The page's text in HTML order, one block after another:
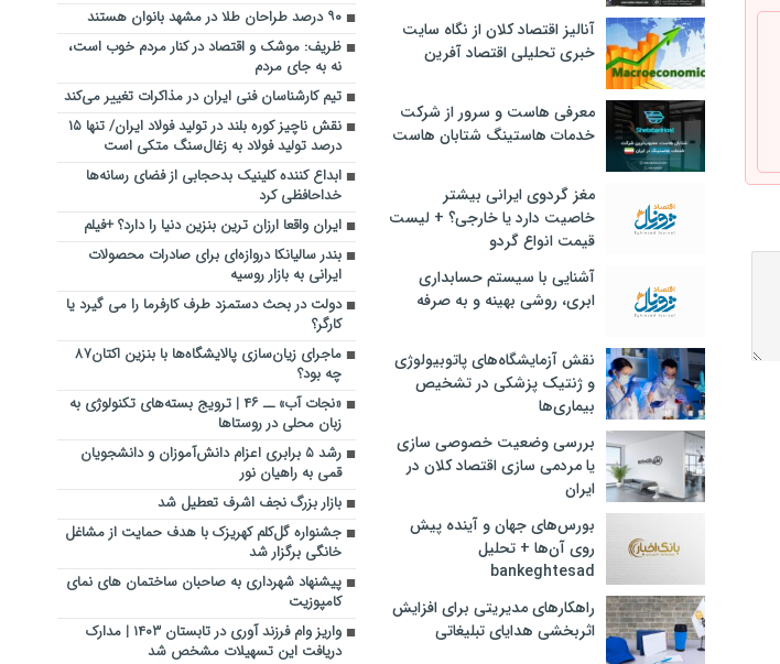
آنالیز اقتصاد کلان از نگاه سایت
خبری تحلیلی اقتصاد آفرین
معرفی هاست و سرور از شرکت
خدمات هاستینگ شتابان هاست
مغز گردوی ایرانی بیشتر
خاصیت دارد یا خارجی؟ + لیست
قیمت انواع گردو
آشنایی با سیستم حسابداری
ابری، روشی بهینه و به صرفه
نقش آزمایشگاه‌های پاتوبیولوژی
و ژنتیک پزشکی در تشخیص
بیماری‌ها
بررسی وضعیت خصوصی سازی
یا مردمی سازی اقتصاد کلان در
ایران
بورس‌های جهان و آینده پیش
روی آن‌ها + تحلیل
bankeghtesad
راهکارهای مدیریتی برای افزایش
اثربخشی هدایای تبلیغاتی
۹۰ درصد طراحان طلا در مشهد بانوان هستند
ظریف: موشک و اقتصاد در کنار مردم خوب است،
نه به جای مردم
تیم کارشناسان فنی ایران در مذاکرات تغییر می‌کند
نقش ناچیز کوره بلند در تولید فولاد ایران/ تنها ۱۵
درصد تولید فولاد به زغال‌سنگ متکی است
ابداع کننده کلینیک بدحجابی از فضای رسانه‌ها
خداحافظی کرد
ایران واقعا ارزان ترین بنزین دنیا را دارد؟ +فیلم
بندر سالیانکا دروازه‌ای برای‌ صادرات محصولات
ایرانی به بازار روسیه
دولت در بحث دستمزد طرف کارفرما را می گیرد یا
کارگر؟
ماجرای زیان‌سازی پالایشگاه‌ها با بنزین اکتان۸۷
چه بود؟
«نجات آب» ــ ۴۶ | ترویج بسته‌های تکنولوژی به
زبان محلی در روستاها
رشد ۵ برابری اعزام دانش‌آموزان و دانشجویان
قمی به راهیان نور
بازار بزرگ نجف اشرف تعطیل شد
جشنواره گل‌کلم کهریزک با هدف حمایت از مشاغل
خانگی برگزار شد
پیشنهاد شهرداری به صاحبان ساختمان های نمای
کامپوزیت
واریز وام فرزند آوری در تابستان ۱۴۰۳ | مدارک
دریافت این تسهیلات مشخص شد